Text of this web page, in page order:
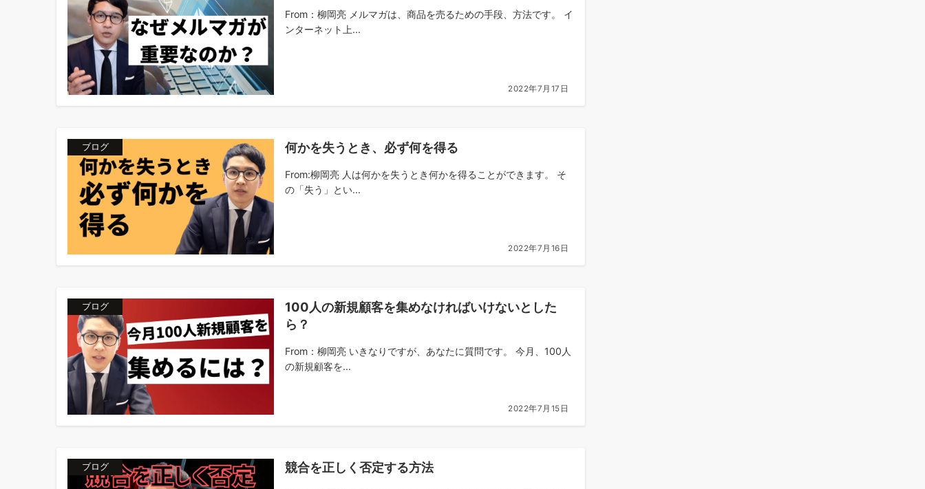
From：柳岡亮 メルマガは、商品を売るための手段、方法です。 イ
ンターネット上...
2022年7月17日
ブログ 何かを失うとき、必ず何を得る
From:柳岡亮 人は何かを失うとき何かを得ることができます。 そ
の「失う」とい...
2022年7月16日
ブログ
100人の新規顧客を集めなければいけないとした
ら？
From：柳岡亮 いきなりですが、あなたに質問です。 今月、100人
の新規顧客を...
2022年7月15日
ブログ 競合を正しく否定する方法